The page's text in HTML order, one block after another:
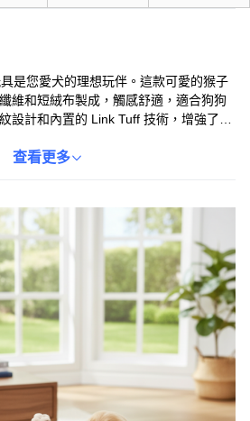
是您愛犬的理想玩伴。這款可愛的猴子
維和短絨布製成，觸感舒適，適合狗狗
設計和內置的 Link Tuff 技術，增強了玩
助牠們釋放壓力，減少破壞行為。請注
查看更多